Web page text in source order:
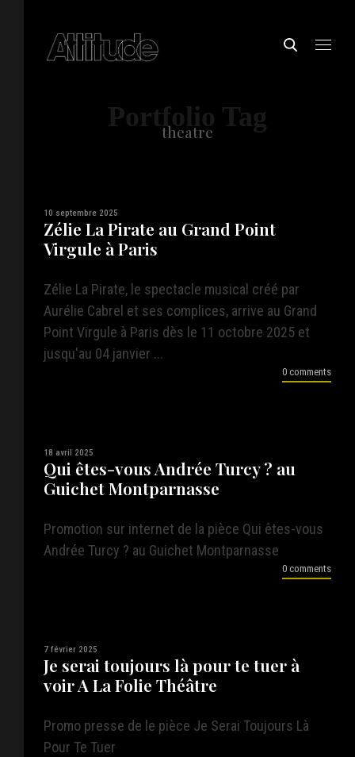
Portfolio Tag
theatre
10 septembre 2025
Zélie La Pirate au Grand Point
Virgule à Paris
Zélie La Pirate, le spectacle musical créé par
Aurélie Cabrel et ses complices, arrive au Grand
Point Virgule à Paris dès le 11 octobre 2025 et
jusqu'au 04 janvier ...
0 comments
18 avril 2025
Qui êtes-vous Andrée Turcy ? au
Guichet Montparnasse
Promotion sur internet de la pièce Qui êtes-vous
Andrée Turcy ? au Guichet Montparnasse
0 comments
7 février 2025
Je serai toujours là pour te tuer à
voir A La Folie Théâtre
Promo presse de le pièce Je Serai Toujours Là
Pour Te Tuer